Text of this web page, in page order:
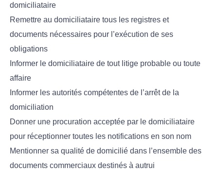
domiciliataire
Remettre au domiciliataire tous les registres et
documents nécessaires pour l’exécution de ses
obligations
Informer le domiciliataire de tout litige probable ou toute
affaire
Informer les autorités compétentes de l’arrêt de la
domiciliation
Donner une procuration acceptée par le domiciliataire
pour réceptionner toutes les notifications en son nom
Mentionner sa qualité de domicilié dans l’ensemble des
documents commerciaux destinés à autrui